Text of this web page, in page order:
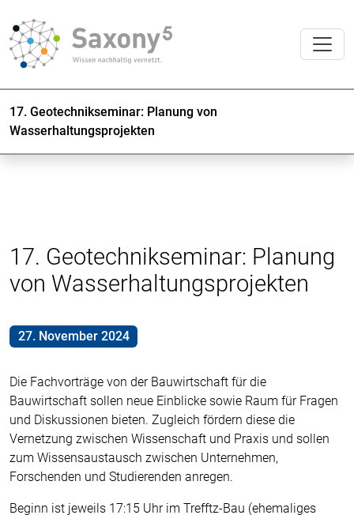
17. Geotechnikseminar: Planung von
Wasserhaltungsprojekten
17. Geotechnikseminar: Planung
von Wasserhaltungsprojekten
27. November 2024
Die Fachvorträge von der Bauwirtschaft für die
Bauwirtschaft sollen neue Einblicke sowie Raum für Fragen
und Diskussionen bieten. Zugleich fördern diese die
Vernetzung zwischen Wissenschaft und Praxis und sollen
zum Wissensaustausch zwischen Unternehmen,
Forschenden und Studierenden anregen.
Beginn ist jeweils 17:15 Uhr im Trefftz-Bau (ehemaliges